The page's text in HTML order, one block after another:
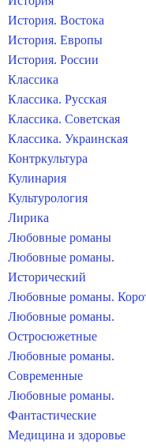
История. Востока
История. Европы
История. России
Классика
Классика. Русская
Классика. Советская
Классика. Украинская
Контркультура
Кулинария
Культурология
Лирика
Любовные романы
Любовные романы.
Исторический
Любовные романы.
Любовные романы.
Остросюжетные
Любовные романы.
Современные
Любовные романы.
Фантастические
Медицина и здоровье